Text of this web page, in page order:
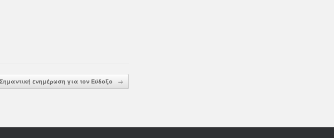
Σημαντική ενημέρωση για τον Εύδοξο →